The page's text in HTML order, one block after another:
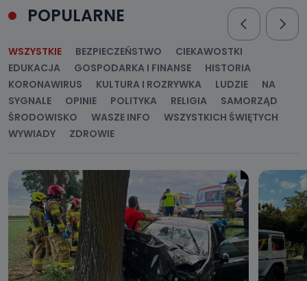
Do kiedy Państwa dane osobowe będą
przetwarzane na podstawie prawnie uzasadnionego celu
administratora – do momentu wniesienia sprzeciwu.
Jakie dane osobowe przetwarzamy?
Przetwarzane kategorie Państwa danych osobowych to
dane, które pochodzą bezpośrednio od Państwa (lub
szczególności: imię i nazwisko, adres e-mail, telefon
kontaktowy, adres korespondencyjny. Odbiorcą Pastwa
danych osobowych są pracownicy i współpracownicy
oraz partnerzy wspomagający administratora w jego
biznesowej działalności.
Jak skontaktować się z inspektorem
danych osobowych?
Można to zrobić pod numerem telefonu 62 735-51-05 lub
POPULARNE
WSZYSTKIE BEZPIECZEŃSTWO
CIEKAWOSTKI
EDUKACJA
GOSPODARKA I FINANSE
HISTORIA
KORONAWIRUS
KULTURA I ROZRYWKA LUDZIE
NA
SYGNALE
OPINIE POLITYKA RELIGIA
SAMORZĄD
ŚRODOWISKO
WASZE INFO
WSZYSTKICH ŚWIĘTYCH
WYWIADY
ZDROWIE